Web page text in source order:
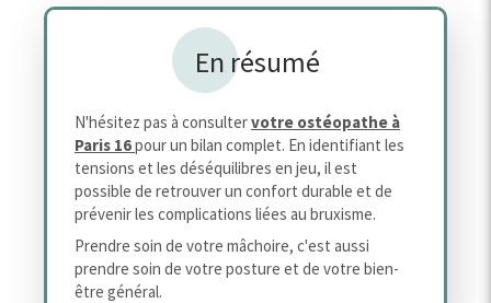
En résumé
N'hésitez pas à consultervotre ostéopathe à
Paris 16pour un bilan complet. En identifiant les
tensions et les déséquilibres en jeu, il est
possible de retrouver un confort durable et de
prévenir les complications liées au bruxisme.
Prendre soin de votre mâchoire, c'est aussi
prendre soin de votre posture et de votre bien-
être général.